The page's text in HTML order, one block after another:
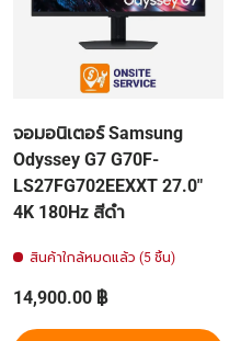
จอมอนิเตอร์ Samsung
Odyssey G7 G70F-
LS27FG702EEXXT 27.0"
4K 180Hz สีดำ
สินค้าใกล้หมดแล้ว (5 ชิ้น)
ราคาปกติ
14,900.00 ฿